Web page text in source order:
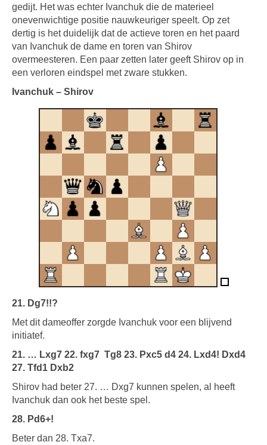
gedijt. Het was echter Ivanchuk die de materieel
onevenwichtige positie nauwkeuriger speelt. Op zet
dertig is het duidelijk dat de actieve toren en het paard
van Ivanchuk de dame en toren van Shirov
overmeesteren. Een paar zetten later geeft Shirov op in
een verloren eindspel met zware stukken.
Ivanchuk – Shirov
21. Dg7!!?
Met dit dameoffer zorgde Ivanchuk voor een blijvend
initiatef.
21. … Lxg7 22. fxg7 Tg8 23. Pxc5 d4 24. Lxd4! Dxd4
27. Tfd1 Dxb2
Shirov had beter 27. … Dxg7 kunnen spelen, al heeft
Ivanchuk dan ook het beste spel.
28. Pd6+!
Beter dan 28. Txa7.